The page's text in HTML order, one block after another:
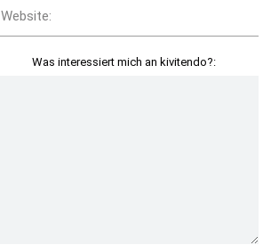
Website:
Was interessiert mich an kivitendo?: